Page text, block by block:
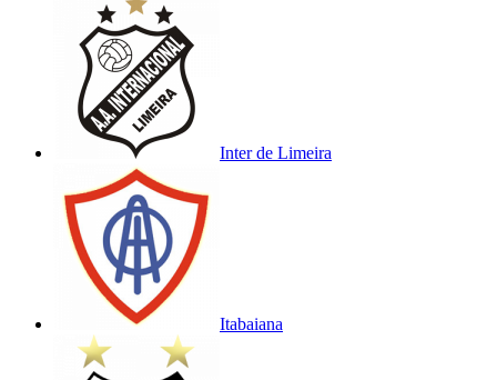
Inter de Limeira
Itabaiana